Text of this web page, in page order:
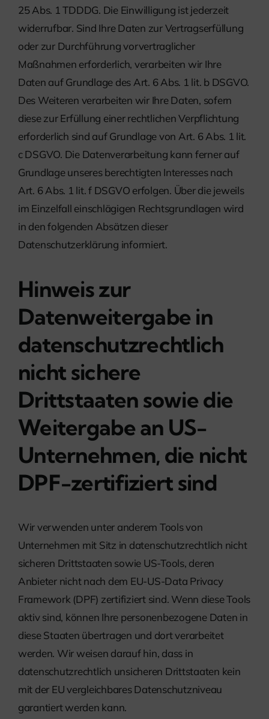
25 Abs. 1 TDDDG. Die Einwilligung ist jederzeit
widerrufbar. Sind Ihre Daten zur Vertragserfüllung
oder zur Durchführung vorvertraglicher
Maßnahmen erforderlich, verarbeiten wir Ihre
Daten auf Grundlage des Art. 6 Abs. 1 lit. b DSGVO.
Des Weiteren verarbeiten wir Ihre Daten, sofern
diese zur Erfüllung einer rechtlichen Verpflichtung
erforderlich sind auf Grundlage von Art. 6 Abs. 1 lit.
c DSGVO. Die Datenverarbeitung kann ferner auf
Grundlage unseres berechtigten Interesses nach
Art. 6 Abs. 1 lit. f DSGVO erfolgen. Über die jeweils
im Einzelfall einschlägigen Rechtsgrundlagen wird
in den folgenden Absätzen dieser
Datenschutzerklärung informiert.
Hinweis zur
Datenweitergabe in
datenschutzrechtlich
nicht sichere
Drittstaaten sowie die
Weitergabe an US-
Unternehmen, die nicht
DPF-zertifiziert sind
Wir verwenden unter anderem Tools von
Unternehmen mit Sitz in datenschutzrechtlich nicht
sicheren Drittstaaten sowie US-Tools, deren
Anbieter nicht nach dem EU-US-Data Privacy
Framework (DPF) zertifiziert sind. Wenn diese Tools
aktiv sind, können Ihre personenbezogene Daten in
diese Staaten übertragen und dort verarbeitet
werden. Wir weisen darauf hin, dass in
datenschutzrechtlich unsicheren Drittstaaten kein
mit der EU vergleichbares Datenschutzniveau
garantiert werden kann.